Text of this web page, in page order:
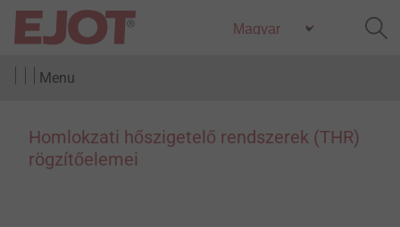
Menu
Homlokzati hőszigetelő rendszerek (THR)
rögzítőelemei